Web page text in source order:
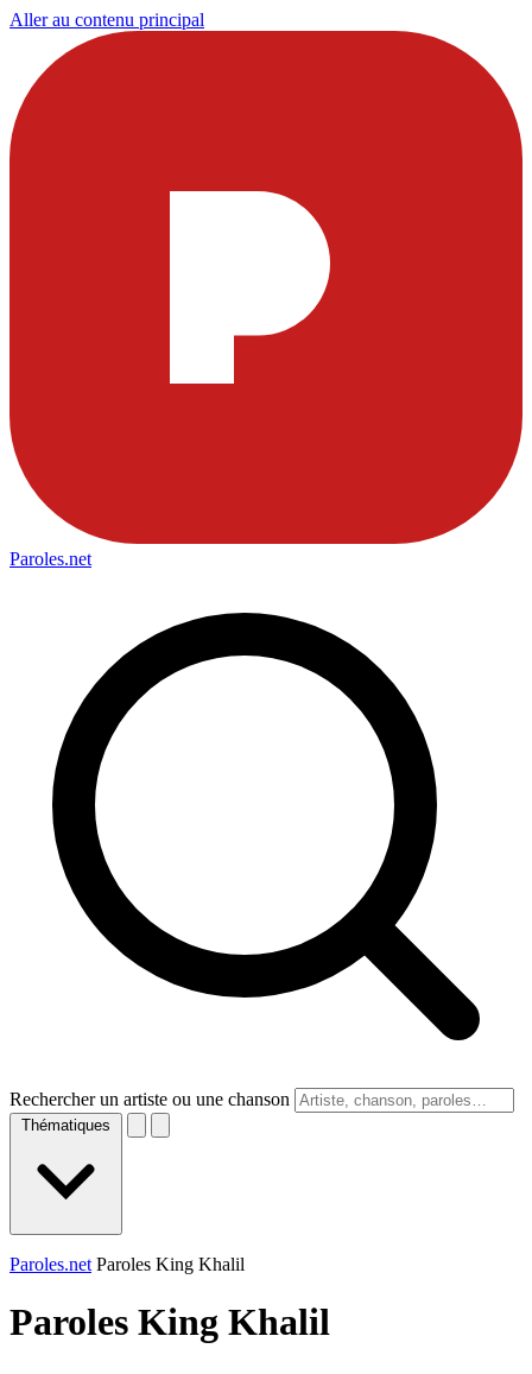
Aller au contenu principal
Paroles.net
Rechercher un artiste ou une chanson
Thématiques
Paroles.net Paroles King Khalil
Paroles King Khalil